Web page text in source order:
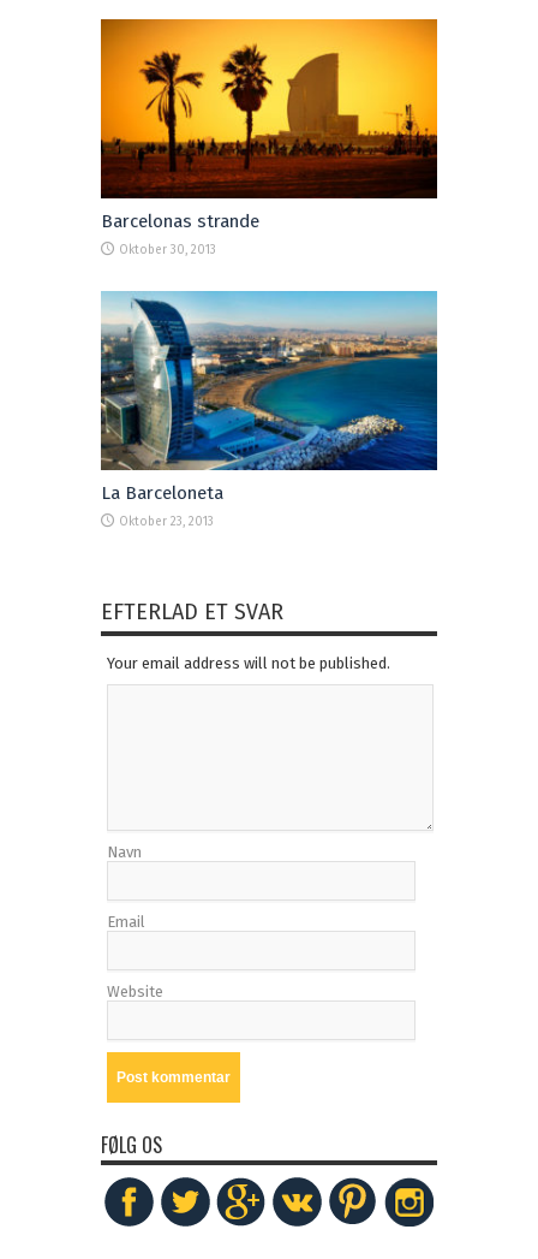
Barcelonas strande
Oktober 30, 2013
La Barceloneta
Oktober 23, 2013
EFTERLAD ET SVAR
Your email address will not be published.
Navn
Email
Website
FØLG OS